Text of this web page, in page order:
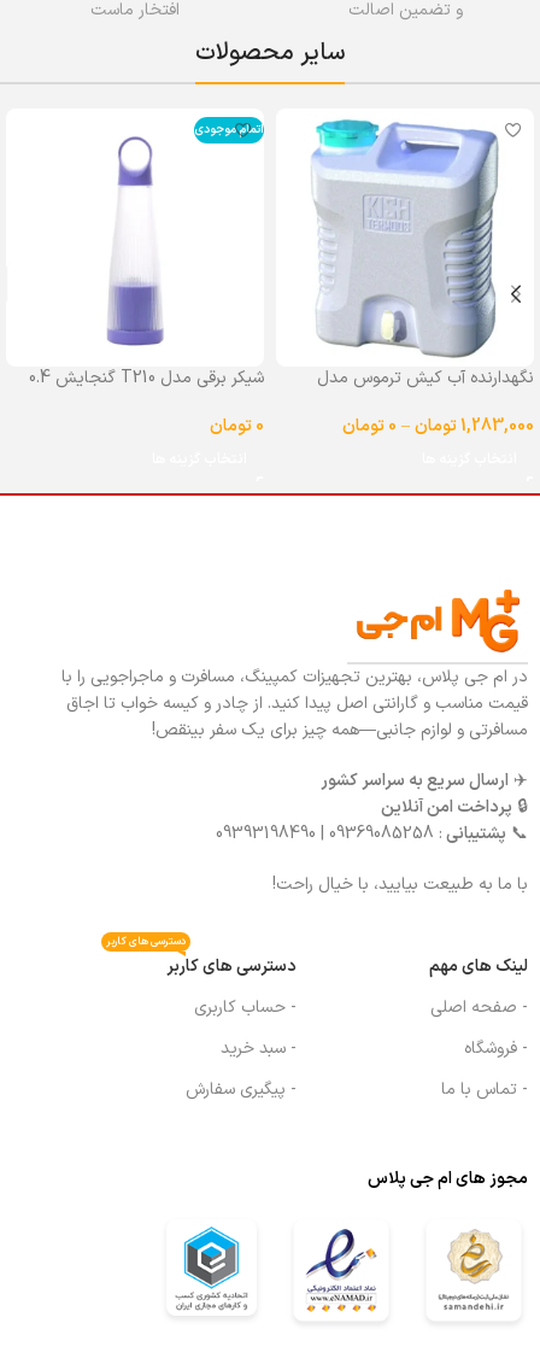
و تضمین اصالت افتخار ماست
سایر محصولات
نگهدارنده آب کیش ترموس مدل
1,283,000تومان–
0تومان
اتمام موجودی
شیکر برقی مدل T210 گنجایش 0.4
0تومان
در ام جی پلاس، بهترین تجهیزات کمپینگ، مسافرت و ماجراجویی را با
قیمت مناسب و گارانتی اصل پیدا کنید. از چادر و کیسه خواب تا اجاق
مسافرتی و لوازم جانبی—همه چیز برای یک سفر بینقص!
✈️ ارسال سریع به سراسر کشور
🔒 پرداخت امن آنلاین
📞 پشتیبانی: 09369085258 | 09393198490
با ما به طبیعت بیایید، با خیال راحت!
لینک های مهم
- صفحه اصلی
- فروشگاه
- تماس با ما
دسترسی های کاربر
دسترسی های کاربر
- حساب کاربری
- سبد خرید
- پیگیری سفارش
مجوز های ام جی پلاس